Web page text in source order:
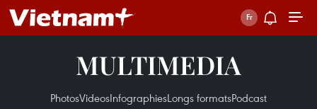
MULTIMEDIA
PhotosVideosInfographiesLongs formatsPodcast